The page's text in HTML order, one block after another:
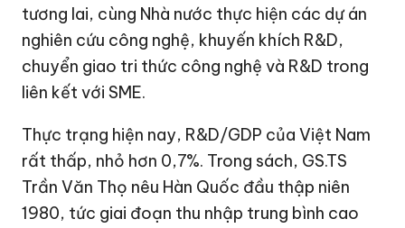
tương lai, cùng Nhà nước thực hiện các dự án
nghiên cứu công nghệ, khuyến khích R&D,
chuyển giao tri thức công nghệ và R&D trong
liên kết với SME.
Thực trạng hiện nay, R&D/GDP của Việt Nam
rất thấp, nhỏ hơn 0,7%. Trong sách, GS.TS
Trần Văn Thọ nêu Hàn Quốc đầu thập niên
1980, tức giai đoạn thu nhập trung bình cao